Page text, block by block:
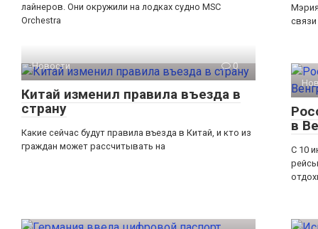
лайнеров. Они окружили на лодках судно MSC
Orchestra
Новости 0
Китай изменил правила въезда в
страну
Какие сейчас будут правила въезда в Китай, и кто из
граждан может рассчитывать на
в
С 10